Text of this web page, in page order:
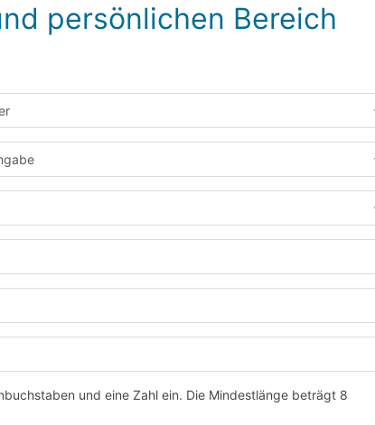
persönlichen Bereich
und eine Zahl ein. Die Mindestlänge beträgt 8